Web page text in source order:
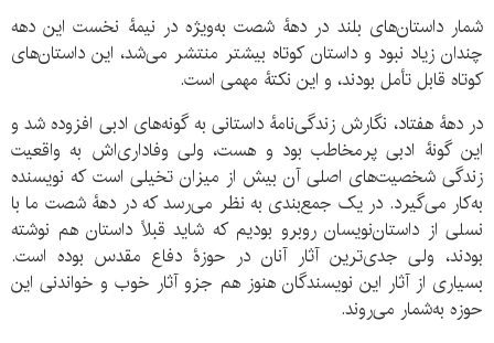
شمار داستان‌های بلند در دهۀ شصت به‌ویژه در نیمۀ نخست این دهه
چندان زیاد نبود و داستان کوتاه بیشتر منتشر می‌شد، این داستان‌های
کوتاه قابل تأمل بودند، و این نکتۀ مهمی است.
در دهۀ هفتاد، نگارش زندگی‌نامۀ داستانی به گونه‌های ادبی افزوده شد و
این گونۀ ادبی پرمخاطب بود و هست، ولی وفاداری‌اش به واقعیت
زندگی شخصیت‌های اصلی آن بیش از میزان تخیلی است که نویسنده
به‌کار می‌گیرد. در یک جمع‌بندی به نظر می‌رسد که در دهۀ شصت ما با
نسلی از داستان‌نویسان روبرو بودیم که شاید قبلاً داستان هم نوشته
بودند، ولی جدی‌ترین آثار آنان در حوزۀ دفاع مقدس بوده است.
بسیاری از آثار این نویسندگان هنوز هم جزو آثار خوب و خواندنی این
حوزه به‌شمار می‌روند.